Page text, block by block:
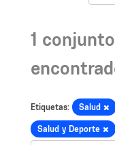
1
Etiquetas: Salud
Salud y Deporte